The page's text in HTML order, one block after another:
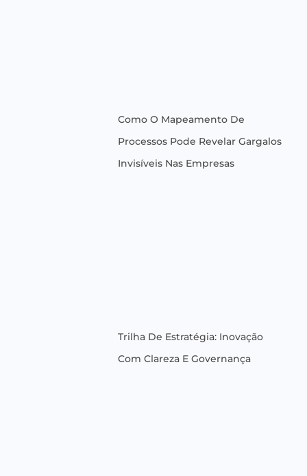
Como O Mapeamento De
Processos Pode Revelar Gargalos
Invisíveis Nas Empresas
Trilha De Estratégia: Inovação
Com Clareza E Governança